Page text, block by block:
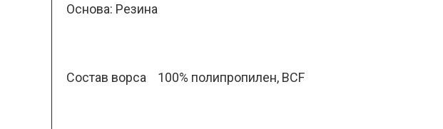
Основа: Резина
Состав ворса 100% полипропилен, BCF